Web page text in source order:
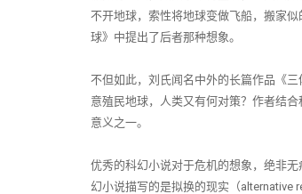
不开地球，索性将地球变做飞船，搬家
球》中提出了后者那种想象。
不但如此，刘氏闻名中外的长篇作品《
意殖民地球，人类又有何对策？作者结
意义之一。
优秀的科幻小说对于危机的想象，绝非
幻小说描写的是拟换的现实（alternative